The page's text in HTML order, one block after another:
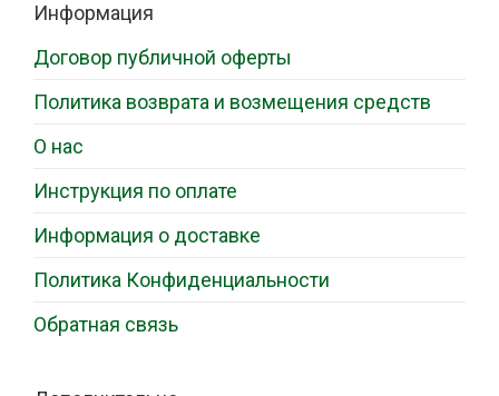
Информация
Договор публичной оферты
Политика возврата и возмещения средств
О нас
Инструкция по оплате
Информация о доставке
Политика Конфиденциальности
Обратная связь